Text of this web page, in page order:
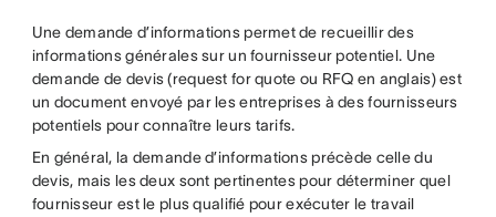
Une demande d’informations permet de recueillir des
informations générales sur un fournisseur potentiel. Une
demande de devis (request for quote ou RFQ en anglais) est
un document envoyé par les entreprises à des fournisseurs
potentiels pour connaître leurs tarifs.
En général, la demande d’informations précède celle du
devis, mais les deux sont pertinentes pour déterminer quel
fournisseur est le plus qualifié pour exécuter le travail